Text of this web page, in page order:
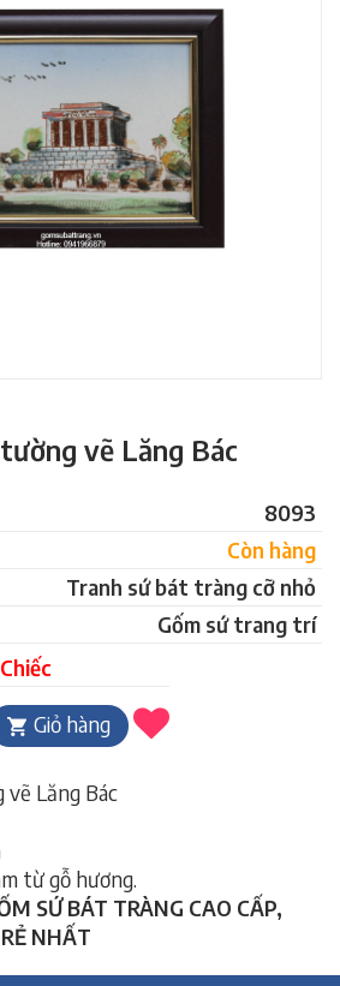
vẽ Lăng Bác
8093
Còn hàng
Tranh sứ bát tràng cỡ nhỏ
Gốm sứ trang trí
Giỏ hàng
Lăng Bác
từ gỗ hương.
SỨ BÁT TRÀNG CAO CẤP,
NHẤT